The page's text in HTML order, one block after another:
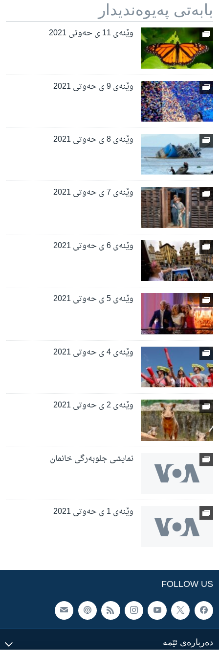
بابه‌تی په‌یوه‌ندیدار
وێنەی 11 ی حەوتی 2021
وێنەی 9 ی حەوتی 2021
وێنەی 8 ی حەوتی 2021
وێنەی 7 ی حەوتی 2021
وێنەی 6 ی حەوتی 2021
وێنەی 5 ی حەوتی 2021
وێنەی 4 ی حەوتی 2021
وێنەی 2 ی حەوتی 2021
نمایشی جلوبەرگی خانمان
وێنەی 1 ی حەوتی 2021
FOLLOW US
ده‌رباره‌ی ئێمه‌